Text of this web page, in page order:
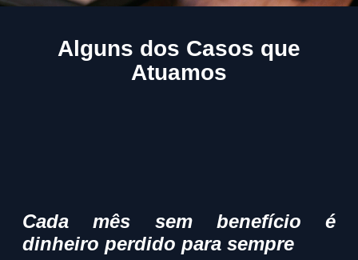
Alguns dos Casos que
Atuamos
Cada mês sem benefício é
dinheiro perdido para sempre